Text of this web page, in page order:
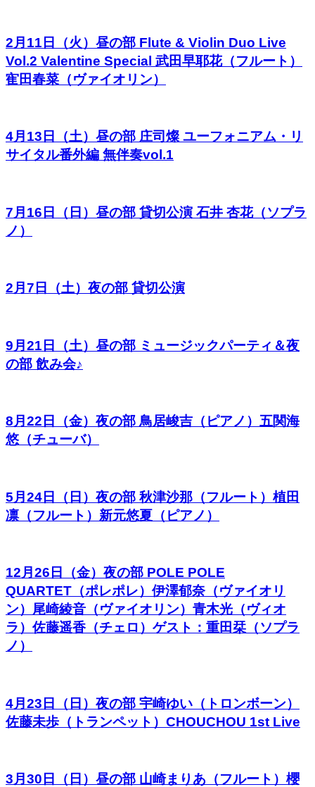
2月11日（火）昼の部 Flute & Violin Duo Live
Vol.2 Valentine Special 武田早耶花（フルート）
寉田春菜（ヴァイオリン）
4月13日（土）昼の部 庄司燦 ユーフォニアム・リ
サイタル番外編 無伴奏vol.1
7月16日（日）昼の部 貸切公演 石井 杏花（ソプラ
ノ）
2月7日（土）夜の部 貸切公演
9月21日（土）昼の部 ミュージックパーティ＆夜
の部 飲み会♪
8月22日（金）夜の部 鳥居峻吉（ピアノ）五関海
悠（チューバ）
5月24日（日）夜の部 秋津沙那（フルート）植田
凛（フルート）新元悠夏（ピアノ）
12月26日（金）夜の部 POLE POLE
QUARTET（ポレポレ）伊澤郁奈（ヴァイオリ
ン）尾崎綾音（ヴァイオリン）青木光（ヴィオ
ラ）佐藤遥香（チェロ）ゲスト：重田栞（ソプラ
ノ）
4月23日（日）夜の部 宇崎ゆい（トロンボーン）
佐藤未歩（トランペット）CHOUCHOU 1st Live
3月30日（日）昼の部 山崎まりあ（フルート）櫻